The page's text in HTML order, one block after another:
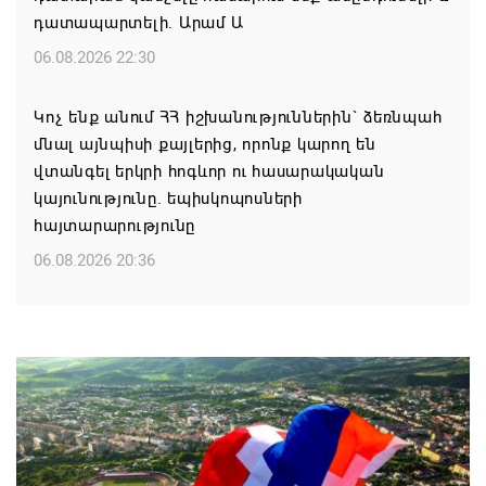
դատապարտելի. Արամ Ա
06.08.2026 22:30
Կոչ ենք անում ՀՀ իշխանություններին` ձեռնպահ
մնալ այնպիսի քայլերից, որոնք կարող են
վտանգել երկրի հոգևոր ու հասարակական
կայունությունը. եպիսկոպոսների
հայտարարությունը
06.08.2026 20:36
այցելելուց․ Մատվիենկո
06.08.2026 20:30
ՌԴ–ն ՀՀ–ից երկաթուղու կոնցեսիոն